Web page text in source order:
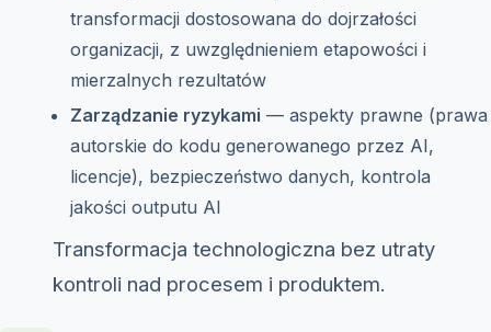
transformacji dostosowana do dojrzałości
organizacji, z uwzględnieniem etapowości i
mierzalnych rezultatów
Zarządzanie ryzykami — aspekty prawne (prawa
autorskie do kodu generowanego przez AI,
licencje), bezpieczeństwo danych, kontrola
jakości outputu AI
Transformacja technologiczna bez utraty
kontroli nad procesem i produktem.